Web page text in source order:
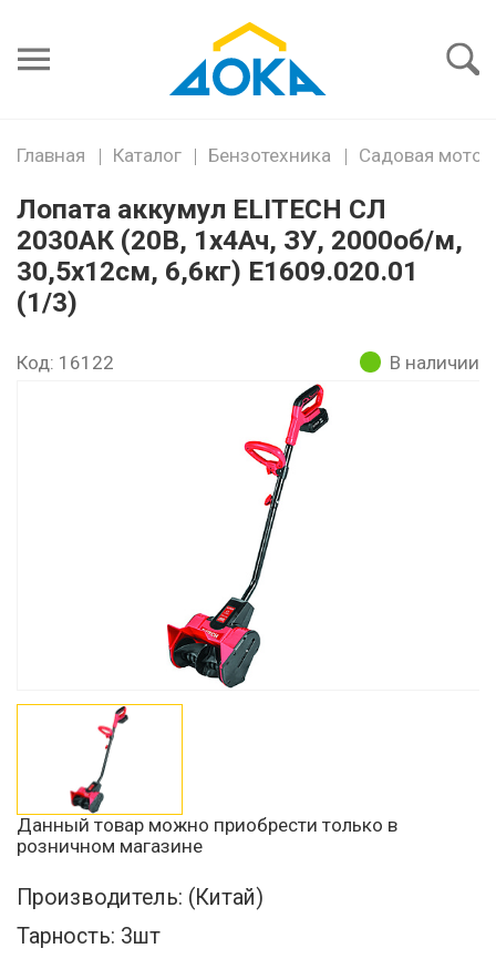
пароль
Главная Каталог Бензотехника Садовая мото
Лопата аккумул ELITECH СЛ
2030АК (20В, 1х4Ач, ЗУ, 2000об/м,
30,5х12см, 6,6кг) E1609.020.01
(1/3)
Код: 16122 В наличии
Данный товар можно приобрести только в
розничном магазине
Производитель: (Китай)
Тарность: 3шт